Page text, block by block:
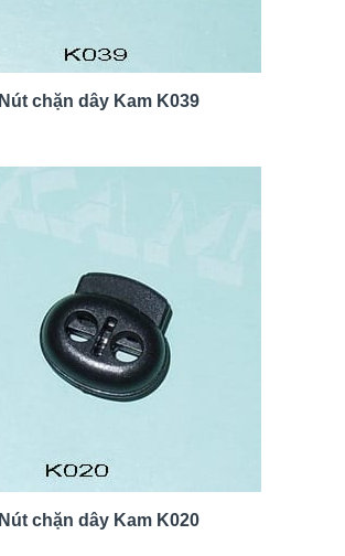
Nút chặn dây Kam K039
Nút chặn dây Kam K020